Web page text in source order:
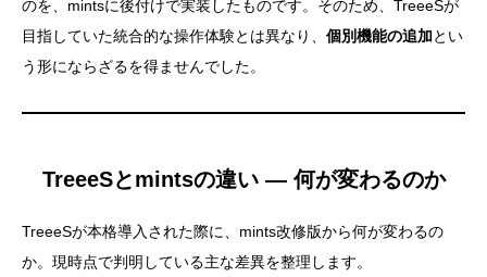
のを、mintsに後付けで実装したものです。そのため、TreeeSが
目指していた統合的な操作体験とは異なり、 個別機能の追加とい
う形にならざるを得ませんでした。
TreeeSとmintsの違い — 何が変わるのか
TreeeSが本格導入された際に、mints改修版から何が変わるの
か。現時点で判明している主な差異を整理します。